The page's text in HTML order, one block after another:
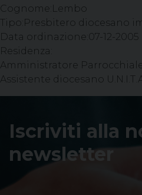
Cognome: Lembo
Tipo: Presbitero diocesano
Data ordinazione: 07-12-2005
Residenza:
Amministratore
Assistente diocesano
Iscriviti alla
newsletter